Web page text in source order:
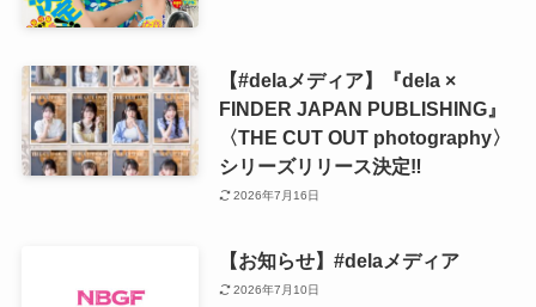
【#delaメディア】『dela ×
FINDER JAPAN PUBLISHING』
〈THE CUT OUT photography〉
シリーズリリース決定‼️
2026年7月16日
【お知らせ】#delaメディア
2026年7月10日